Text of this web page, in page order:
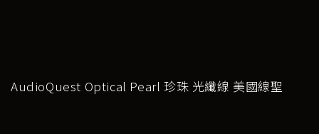
AudioQuest Optical Pearl 珍珠 光纖線 美國線聖